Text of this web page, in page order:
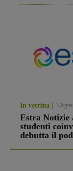
In vetrina 3
Estra Notizie
studenti
debutta il